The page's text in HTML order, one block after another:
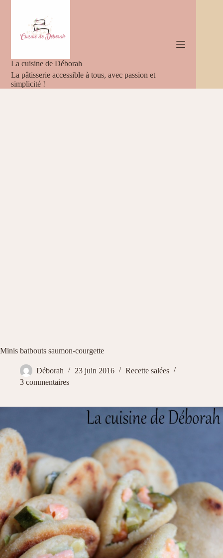
La cuisine de Déborah
La pâtisserie accessible à tous, avec passion et
simplicité !
Minis batbouts saumon-courgette
Déborah 23 juin 2016
Recette salées
3 commentaires